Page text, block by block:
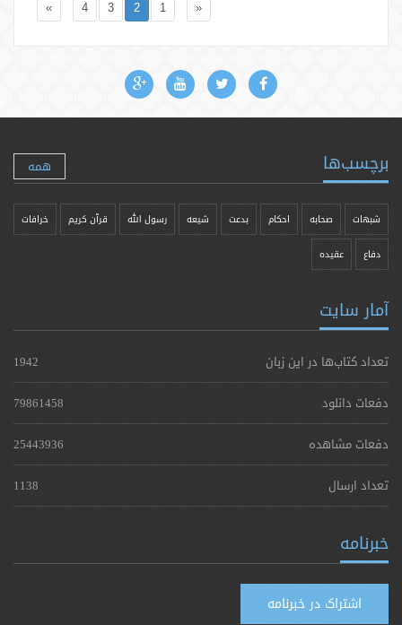
«
1
2
3
4
»
برچسب‌ها همه
شبهات صحابه احکام بدعت شیعه رسول الله قرآن کریم خرافات
دفاع عقیده
آمار سایت
تعداد کتاب‌ها در این زبان
1942
دفعات دانلود
79861458
دفعات مشاهده
25443936
تعداد ارسال
1138
خبرنامه
اشتراک در خبرنامه